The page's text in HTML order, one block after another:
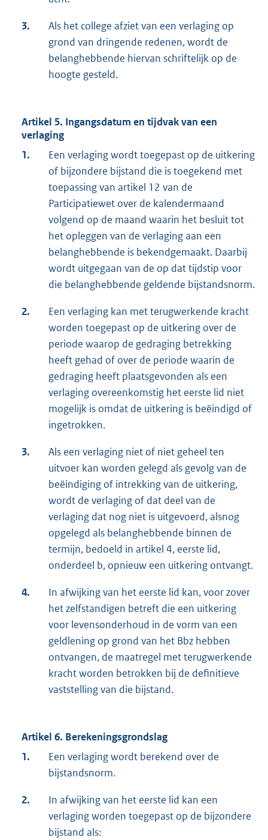
3.
Als het college afziet van een verlaging op
grond van dringende redenen, wordt de
belanghebbende hiervan schriftelijk op de
hoogte gesteld.
Artikel 5. Ingangsdatum en tijdvak van een
verlaging
1.
Een verlaging wordt toegepast op de uitkering
of bijzondere bijstand die is toegekend met
toepassing van artikel 12 van de
Participatiewet over de kalendermaand
volgend op de maand waarin het besluit tot
het opleggen van de verlaging aan een
belanghebbende is bekendgemaakt. Daarbij
wordt uitgegaan van de op dat tijdstip voor
die belanghebbende geldende bijstandsnorm.
2.
Een verlaging kan met terugwerkende kracht
worden toegepast op de uitkering over de
periode waarop de gedraging betrekking
heeft gehad of over de periode waarin de
gedraging heeft plaatsgevonden als een
verlaging overeenkomstig het eerste lid niet
mogelijk is omdat de uitkering is beëindigd of
ingetrokken.
3.
Als een verlaging niet of niet geheel ten
uitvoer kan worden gelegd als gevolg van de
beëindiging of intrekking van de uitkering,
wordt de verlaging of dat deel van de
verlaging dat nog niet is uitgevoerd, alsnog
opgelegd als belanghebbende binnen de
termijn, bedoeld in artikel 4, eerste lid,
onderdeel b, opnieuw een uitkering ontvangt.
4.
In afwijking van het eerste lid kan, voor zover
het zelfstandigen betreft die een uitkering
voor levensonderhoud in de vorm van een
geldlening op grond van het Bbz hebben
ontvangen, de maatregel met terugwerkende
kracht worden betrokken bij de definitieve
vaststelling van die bijstand.
Artikel 6. Berekeningsgrondslag
1.
Een verlaging wordt berekend over de
bijstandsnorm.
2.
In afwijking van het eerste lid kan een
verlaging worden toegepast op de bijzondere
bijstand als: